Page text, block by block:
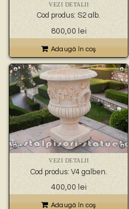
VEZI DETALII
Cod produs: S2 alb.
800,00 lei
Adaugă în coş
VEZI DETALII
Cod produs: V4 galben.
400,00 lei
Adaugă în coş